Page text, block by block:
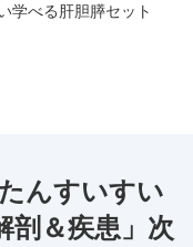
学べる肝胆膵セット
んすいすい
＆疾患」次